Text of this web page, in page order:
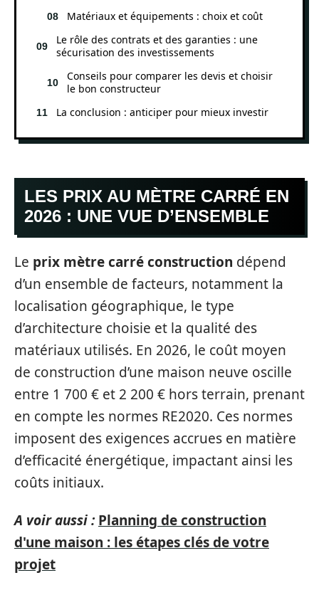
Matériaux et équipements : choix et coût
Le rôle des contrats et des garanties : une
sécurisation des investissements
Conseils pour comparer les devis et choisir
le bon constructeur
La conclusion : anticiper pour mieux investir
LES PRIX AU MÈTRE CARRÉ EN
2026 : UNE VUE D’ENSEMBLE
Le prix mètre carré construction dépend
d’un ensemble de facteurs, notamment la
localisation géographique, le type
d’architecture choisie et la qualité des
matériaux utilisés. En 2026, le coût moyen
de construction d’une maison neuve oscille
entre 1 700 € et 2 200 € hors terrain, prenant
en compte les normes RE2020. Ces normes
imposent des exigences accrues en matière
d’efficacité énergétique, impactant ainsi les
coûts initiaux.
A voir aussi : Planning de construction
d'une maison : les étapes clés de votre
projet